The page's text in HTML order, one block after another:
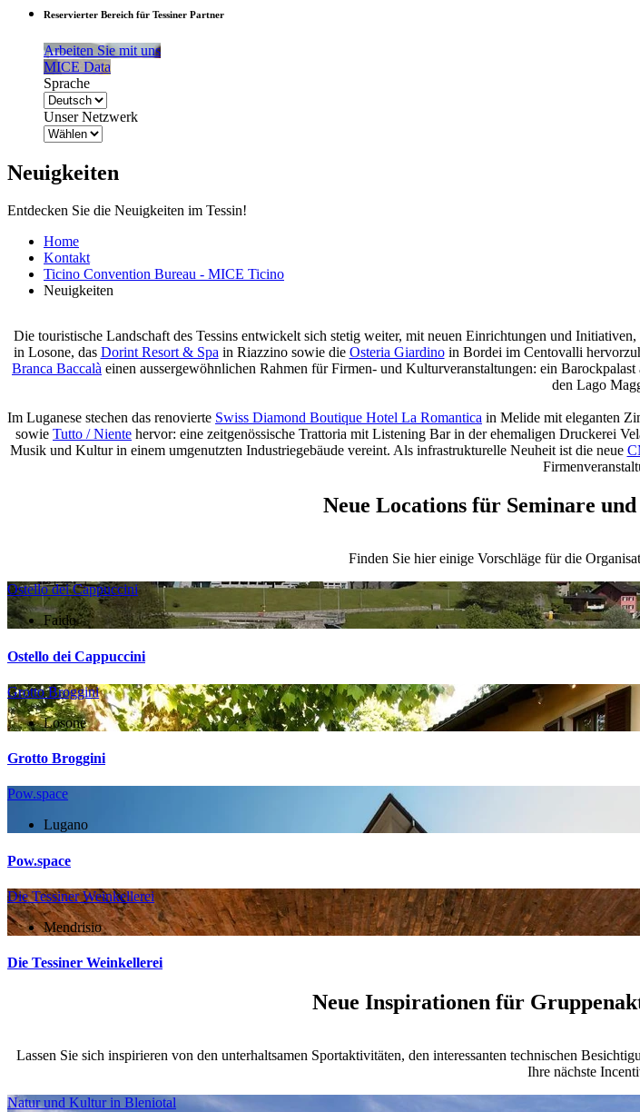
Reservierter Bereich für Tessiner Partner
Arbeiten Sie mit uns
MICE Data
Sprache
Unser Netzwerk
Neuigkeiten
Entdecken Sie die Neuigkeiten im Tessin!
Home
Kontakt
Ticino Convention Bureau - MICE Ticino
Neuigkeiten
Die touristische Landschaft des Tessins entwickelt sich stetig weiter, mit neuen Einrichtungen und
in Losone, das Dorint Resort & Spain Riazzino sowie die Osteria Giardinoin Bordei im Centovalli
Branca Baccalà einen aussergewöhnlichen Rahmen für Firmen- und Kulturveranstaltungen: ein
den Lago
Im Luganese stechen das renovierte Swiss Diamond Boutique Hotel La Romantica in Melide mit eleganten
sowie Tutto / Niente hervor: eine zeitgenössische Trattoria mit Listening Bar in der ehemaligen Druckerei
Musik und Kultur in einem umgenutzten Industriegebäude vereint. Als infrastrukturelle Neuheit ist die neue
Neue Locations für Seminare
Finden Sie hier einige Vorschläge für die
Ostello dei Cappuccini
Faido
Ostello dei Cappuccini
Grotto Broggini
Losone
Grotto Broggini
Pow.space
Lugano
Pow.space
Die Tessiner Weinkellerei
Mendrisio
Die Tessiner Weinkellerei
Neue Inspirationen für
Lassen Sie sich inspirieren von den unterhaltsamen Sportaktivitäten, den interessanten technischen
Ihre nächste
Natur und Kultur in Bleniotal